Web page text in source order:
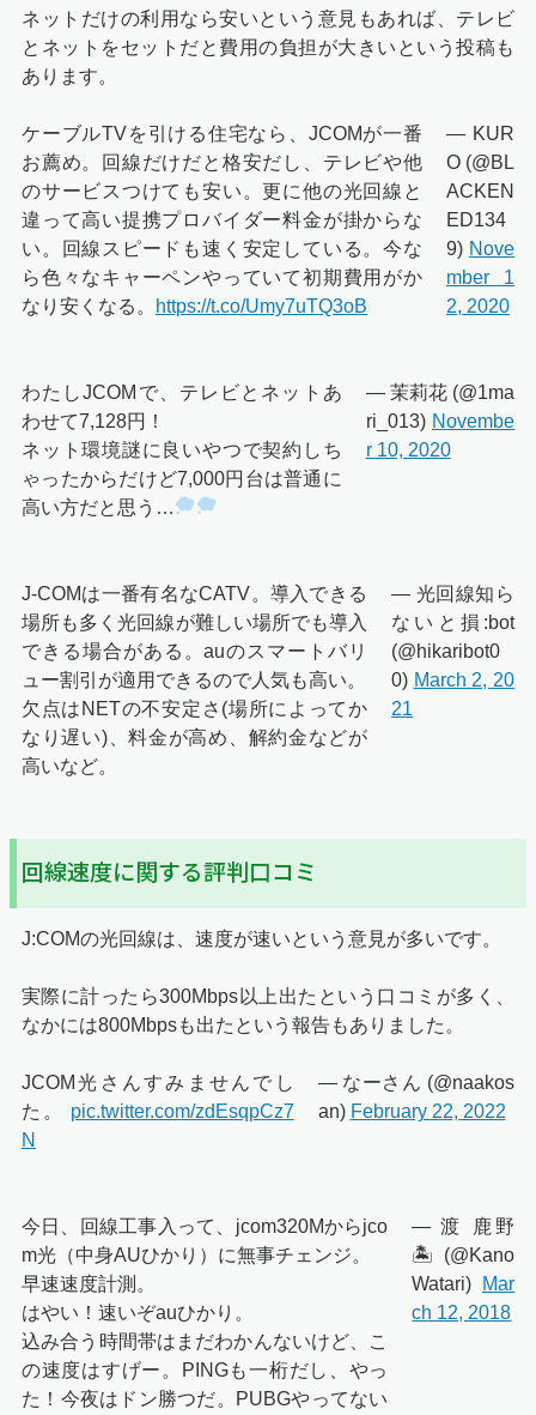
ネットだけの利用なら安いという意見もあれば、テレビ
とネットをセットだと費用の負担が大きいという投稿も
あります。
ケーブルTVを引ける住宅なら、JCOMが一番
お薦め。回線だけだと格安だし、テレビや他
のサービスつけても安い。更に他の光回線と
違って高い提携プロバイダー料金が掛からな
い。回線スピードも速く安定している。今な
ら色々なキャーペンやっていて初期費用がか
なり安くなる。
https://t.co/Umy7uTQ3oB
— KUR
O (@BL
ACKEN
ED134
9) Nove
mber 1
2, 2020
わたしJCOMで、テレビとネットあ
わせて7,128円！
ネット環境謎に良いやつで契約しち
ゃったからだけど7,000円台は普通に
高い方だと思う…
— 茉莉花 (@1ma
ri_013) Novembe
r 10, 2020
J-COMは一番有名なCATV。導入できる
場所も多く光回線が難しい場所でも導入
できる場合がある。auのスマートバリ
ュー割引が適用できるので人気も高い。
欠点はNETの不安定さ(場所によってか
なり遅い)、料金が高め、解約金などが
高いなど。
— 光回線知ら
ないと損:bot
(@hikaribot0
0) March 2, 20
21
回線速度に関する評判口コミ
J:COMの光回線は、速度が速いという意見が多いです。
実際に計ったら300Mbps以上出たという口コミが多く、
なかには800Mbpsも出たという報告もありました。
JCOM光さんすみませんでし
た。 pic.twitter.com/zdEsqpCz7
N
— なーさん (@naakos
an) February 22, 2022
今日、回線工事入って、jcom320Mからjco
m光（中身AUひかり）に無事チェンジ。
早速速度計測。
はやい！速いぞauひかり。
込み合う時間帯はまだわかんないけど、こ
の速度はすげー。PINGも一桁だし、やっ
た！今夜はドン勝つだ。PUBGやってない
— 渡 鹿野
🏝 (@Kano
Watari)
Mar
ch 12, 2018